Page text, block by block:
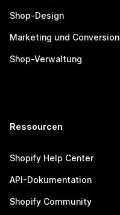
Shop-Design
Marketing und Conversion
Shop-Verwaltung
Ressourcen
Shopify Help Center
API-Dokumentation
Shopify Community